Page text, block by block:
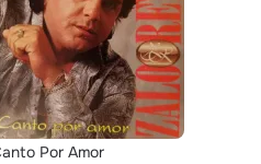
Por Amor